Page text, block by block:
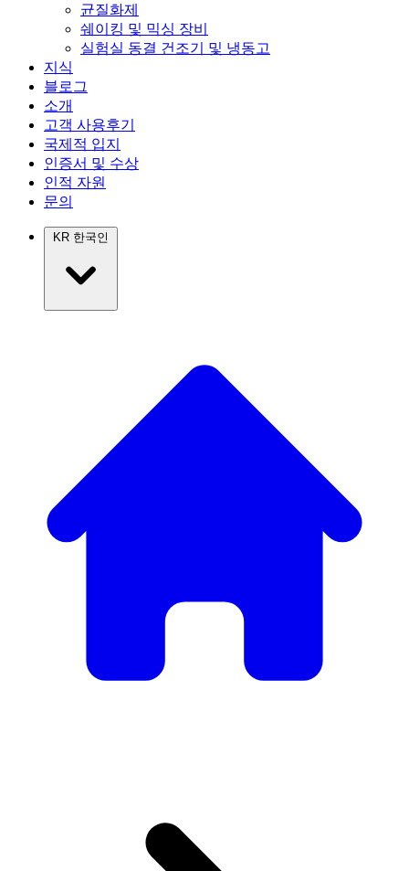
균질화제
쉐이킹 및 믹싱 장비
실험실 동결 건조기 및 냉동고
지식
블로그
소개
고객 사용후기
국제적 입지
인증서 및 수상
인적 자원
문의
KR 한국인